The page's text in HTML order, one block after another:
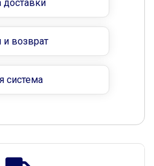
доставки
и возврат
система